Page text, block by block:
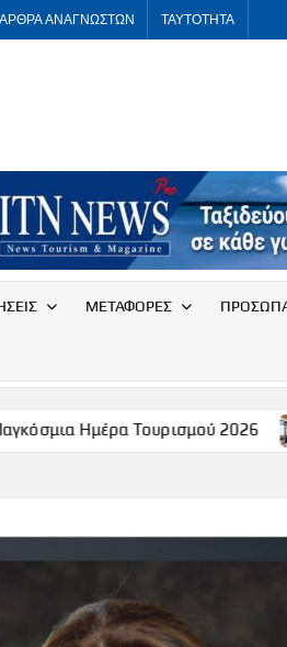
ΑΡΘΡΑ ΑΝΑΓΝΩΣΤΩΝ ΤΑΥΤΟΤΗΤΑ
ΜΕΤΑΦΟΡΕΣ
Τουρισμού 2026